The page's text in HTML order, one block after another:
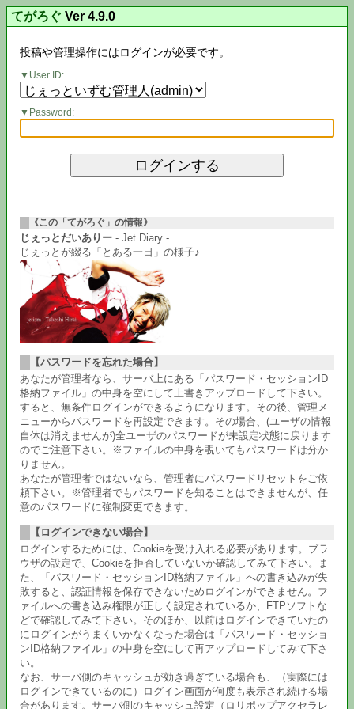
てがろぐ Ver 4.9.0
投稿や管理操作にはログインが必要です。
User ID:
Password:
《この「てがろぐ」の情報》
じぇっとだいありー - Jet Diary -
じぇっとが綴る「とある一日」の様子♪
【パスワードを忘れた場合】
あなたが管理者なら、サーバ上にある「パスワード・セッションID
格納ファイル」の中身を空にして上書きアップロードして下さい。
すると、無条件ログインができるようになります。その後、管理メ
ニューからパスワードを再設定できます。その場合、(ユーザの情報
自体は消えませんが)全ユーザのパスワードが未設定状態に戻ります
のでご注意下さい。※ファイルの中身を覗いてもパスワードは分か
りません。
あなたが管理者ではないなら、管理者にパスワードリセットをご依
頼下さい。※管理者でもパスワードを知ることはできませんが、任
意のパスワードに強制変更できます。
【ログインできない場合】
ログインするためには、Cookieを受け入れる必要があります。ブラ
ウザの設定で、Cookieを拒否していないか確認してみて下さい。ま
た、「パスワード・セッションID格納ファイル」への書き込みが失
敗すると、認証情報を保存できないためログインができません。フ
ァイルへの書き込み権限が正しく設定されているか、FTPソフトな
どで確認してみて下さい。そのほか、以前はログインできていたの
にログインがうまくいかなくなった場合は「パスワード・セッショ
ンID格納ファイル」の中身を空にして再アップロードしてみて下さ
い。
なお、サーバ側のキャッシュが効き過ぎている場合も、（実際には
ログインできているのに）ログイン画面が何度も表示され続ける場
合があります。サーバ側のキャッシュ設定（ロリポップアクセラレ